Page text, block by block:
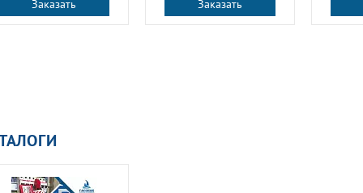
Заказать Заказать